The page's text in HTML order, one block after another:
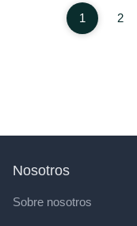
1 2
Nosotros
Sobre nosotros